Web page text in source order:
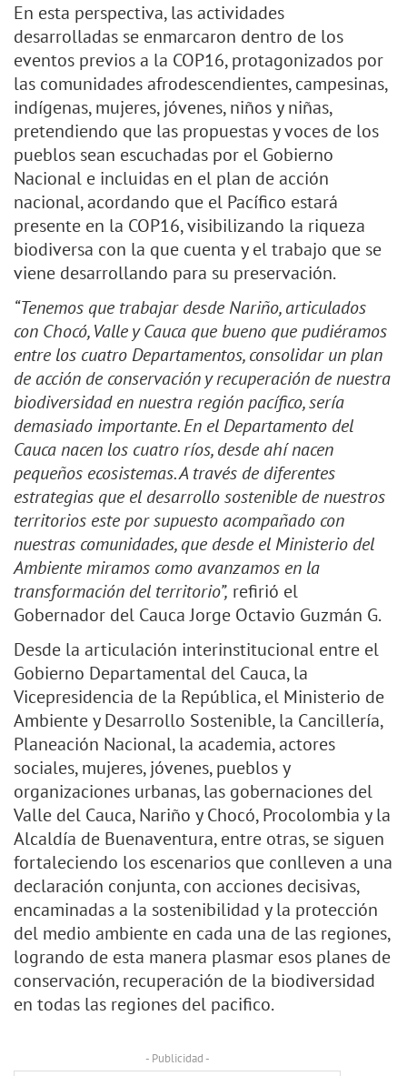
En esta perspectiva, las actividades
desarrolladas se enmarcaron dentro de los
eventos previos a la COP16, protagonizados por
las comunidades afrodescendientes, campesinas,
indígenas, mujeres, jóvenes, niños y niñas,
pretendiendo que las propuestas y voces de los
pueblos sean escuchadas por el Gobierno
Nacional e incluidas en el plan de acción
nacional, acordando que el Pacífico estará
presente en la COP16, visibilizando la riqueza
biodiversa con la que cuenta y el trabajo que se
viene desarrollando para su preservación.
“Tenemos que trabajar desde Nariño, articulados
con Chocó, Valle y Cauca que bueno que pudiéramos
entre los cuatro Departamentos, consolidar un plan
de acción de conservación y recuperación de nuestra
biodiversidad en nuestra región pacífico, sería
demasiado importante. En el Departamento del
Cauca nacen los cuatro ríos, desde ahí nacen
pequeños ecosistemas. A través de diferentes
estrategias que el desarrollo sostenible de nuestros
territorios este por supuesto acompañado con
nuestras comunidades, que desde el Ministerio del
Ambiente miramos como avanzamos en la
transformación del territorio”, refirió el
Gobernador del Cauca Jorge Octavio Guzmán G.
Desde la articulación interinstitucional entre el
Gobierno Departamental del Cauca, la
Vicepresidencia de la República, el Ministerio de
Ambiente y Desarrollo Sostenible, la Cancillería,
Planeación Nacional, la academia, actores
sociales, mujeres, jóvenes, pueblos y
organizaciones urbanas, las gobernaciones del
Valle del Cauca, Nariño y Chocó, Procolombia y la
Alcaldía de Buenaventura, entre otras, se siguen
fortaleciendo los escenarios que conlleven a una
declaración conjunta, con acciones decisivas,
encaminadas a la sostenibilidad y la protección
del medio ambiente en cada una de las regiones,
logrando de esta manera plasmar esos planes de
conservación, recuperación de la biodiversidad
en todas las regiones del pacifico.
- Publicidad -